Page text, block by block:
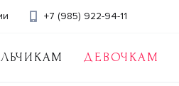
ДЕВОЧКАМ
+7 (985) 922-94-11